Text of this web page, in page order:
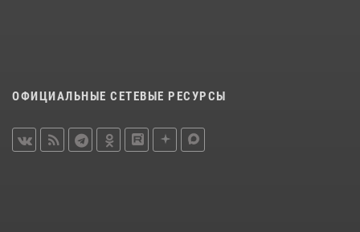
ОФИЦИАЛЬНЫЕ СЕТЕВЫЕ РЕСУРСЫ